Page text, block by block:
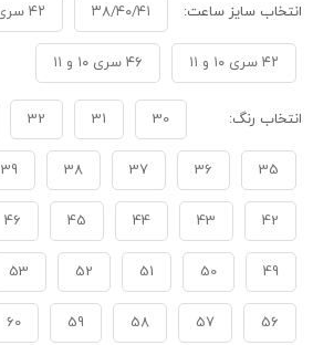
انتخاب سایز ساعت: ۳۸/۴۰/۴۱ ۴۲ سری قدیم
۴۲ سری ۱۰ و ۱۱ ۴۶ سری ۱۰ و ۱۱
انتخاب رنگ: 30
31
32
35
36
37
38
39
42
43
44
45
46
49
50
51
52
53
56
57
58
59
60